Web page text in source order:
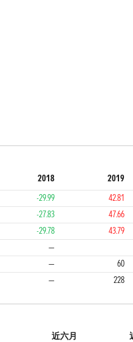
2018 2019
-29.99 42.81
-27.83 47.66
-29.78 43.79
—
3 1
— 60
— 228
近六月